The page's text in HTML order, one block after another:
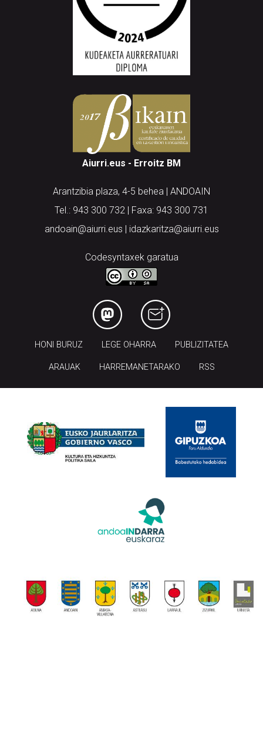
Aiurri.eus - Erroitz BM
Arantzibia plaza, 4-5 behea | ANDOAIN
Tel.: 943 300 732 | Faxa: 943 300 731
andoain@aiurri.eus | idazkaritza@aiurri.eus
Codesyntaxek garatua
HONI BURUZ LEGE OHARRA PUBLIZITATEA
ARAUAK HARREMANETARAKO RSS